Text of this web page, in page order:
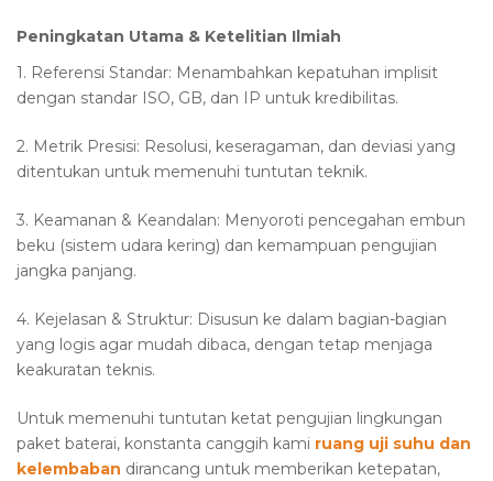
Peningkatan Utama & Ketelitian Ilmiah
1. Referensi Standar: Menambahkan kepatuhan implisit
dengan standar ISO, GB, dan IP untuk kredibilitas.
2. Metrik Presisi: Resolusi, keseragaman, dan deviasi yang
ditentukan untuk memenuhi tuntutan teknik.
3. Keamanan & Keandalan: Menyoroti pencegahan embun
beku (sistem udara kering) dan kemampuan pengujian
jangka panjang.
4. Kejelasan & Struktur: Disusun ke dalam bagian-bagian
yang logis agar mudah dibaca, dengan tetap menjaga
keakuratan teknis.
Untuk memenuhi tuntutan ketat pengujian lingkungan
paket baterai, konstanta canggih kami ruang uji suhu dan
kelembaban dirancang untuk memberikan ketepatan,